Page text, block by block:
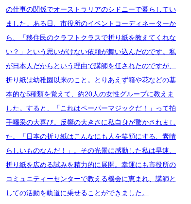
の仕事の関係でオーストラリアのシドニーで暮らしてい
ました。ある日、市役所のイベントコーディネーターか
ら、「移住民のクラフトクラスで折り紙を教えてくれな
い？」という思いがけない依頼が舞い込んだのです。私
が日本人だからという理由で講師を任されたのですが、
折り紙は幼稚園以来のこと。とりあえず箱や花などの基
本的な5種類を覚えて、約20人の女性グループに教えま
した。すると、「これはペーパーマジックだ！」って拍
手喝采の大喜び。反響の大きさに私自身が驚かされまし
た。「日本の折り紙はこんなにも人を笑顔にする、素晴
らしいものなんだ！」。その光景に感動した私は早速、
折り紙を広める試みを精力的に展開。幸運にも市役所の
コミュニティーセンターで教える機会に恵まれ、講師と
しての活動を軌道に乗せることができました。